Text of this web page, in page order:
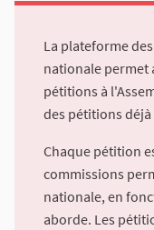
La plateforme
nationale permet
pétitions à
des pétitions déjà
Chaque pétition
commissions
nationale, en
aborde. Les